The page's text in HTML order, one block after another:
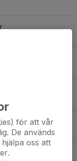
4
för att vår
De används
oss att